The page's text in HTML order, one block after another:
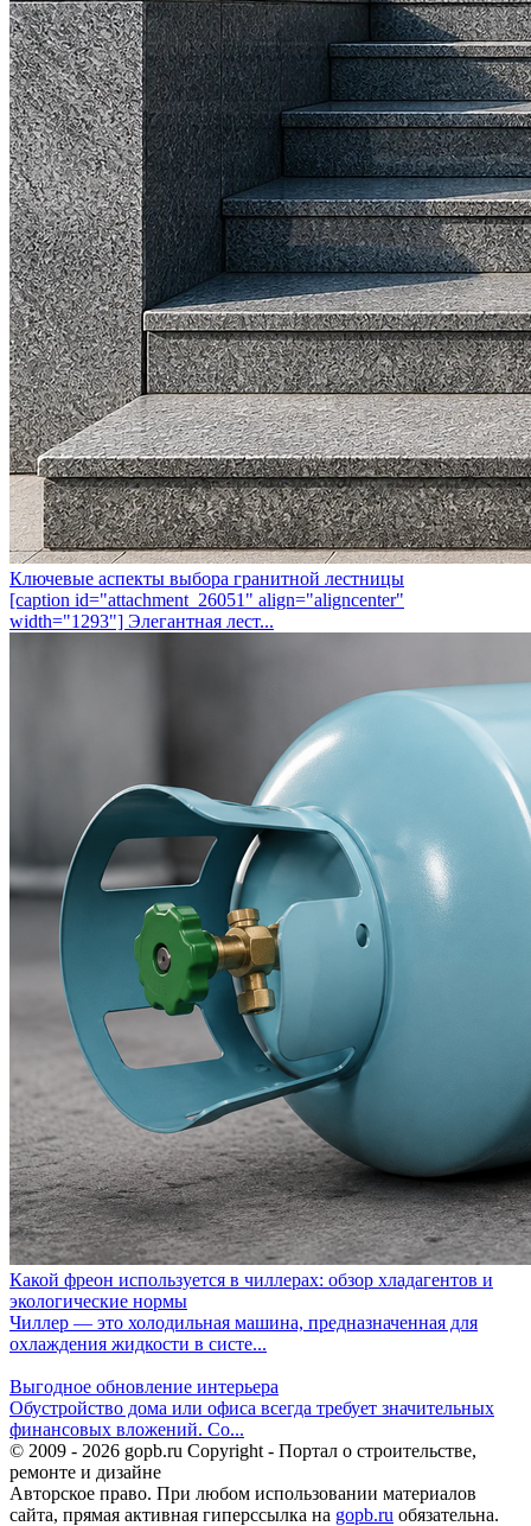
Ключевые аспекты выбора гранитной лестницы
[caption id="attachment_26051" align="aligncenter"
width="1293"] Элегантная лест...
Какой фреон используется в чиллерах: обзор хладагентов и
экологические нормы
Чиллер — это холодильная машина, предназначенная для
охлаждения жидкости в систе...
Выгодное обновление интерьера
Обустройство дома или офиса всегда требует значительных
финансовых вложений. Со...
© 2009 - 2026 gopb.ru Copyright - Портал о строительстве,
ремонте и дизайне
Авторское право. При любом использовании материалов
сайта, прямая активная гиперссылка на gopb.ru обязательна.